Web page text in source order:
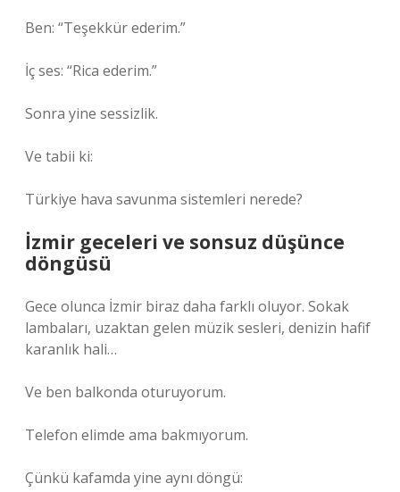
Ben: “Teşekkür ederim.”
İç ses: “Rica ederim.”
Sonra yine sessizlik.
Ve tabii ki:
Türkiye hava savunma sistemleri nerede?
İzmir geceleri ve sonsuz düşünce
döngüsü
Gece olunca İzmir biraz daha farklı oluyor. Sokak
lambaları, uzaktan gelen müzik sesleri, denizin hafif
karanlık hali…
Ve ben balkonda oturuyorum.
Telefon elimde ama bakmıyorum.
Çünkü kafamda yine aynı döngü: